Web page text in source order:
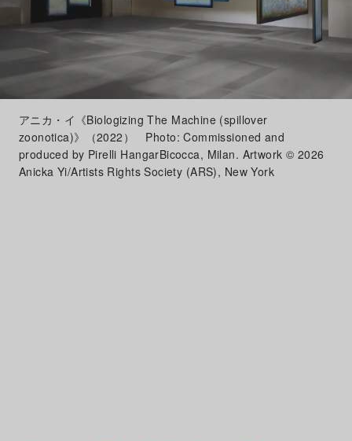
アニカ・イ《Biologizing The Machine (spillover
zoonotica)》（2022） Photo: Commissioned and
produced by Pirelli HangarBicocca, Milan. Artwork © 2026
Anicka Yi/Artists Rights Society (ARS), New York